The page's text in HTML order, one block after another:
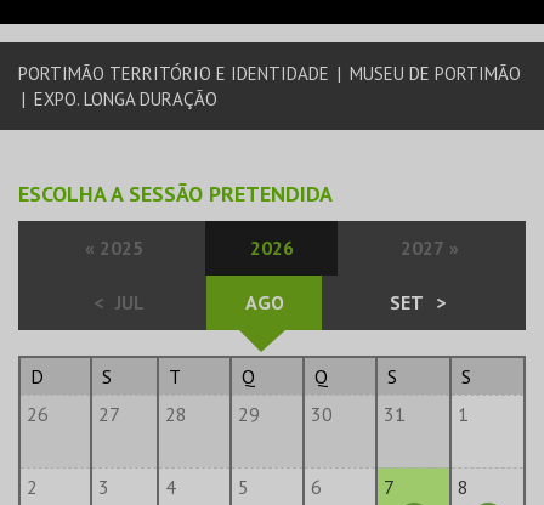
EVENTOS
CARTÕES
PORTIMÃO TERRITÓRIO E IDENTIDADE | MUSEU DE PORTIMÃO
| EXPO. LONGA DURAÇÃO
ESCOLHA A SESSÃO PRETENDIDA
« 2025 2026 2027 »
< JUL AGO SET >
D S T Q Q S
S
26
27 28 29 30 31 1
2 3 4 5 6 7 8